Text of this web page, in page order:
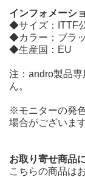
インフォメーシ
◆サイズ：ITTF
◆カラー：ブラ
◆生産国：EU
注：andro製品
ん。
※モニターの発
場合がございま
お取り寄せ商品
こちらの商品は